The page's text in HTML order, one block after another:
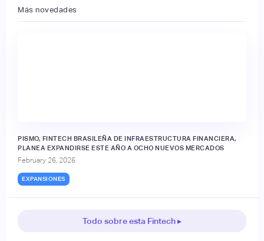
Más novedades
PISMO, FINTECH BRASILEÑA DE INFRAESTRUCTURA FINANCIERA,
PLANEA EXPANDIRSE ESTE AÑO A OCHO NUEVOS MERCADOS
February 26, 2026
EXPANSIONES
Todo sobre esta Fintech ▸